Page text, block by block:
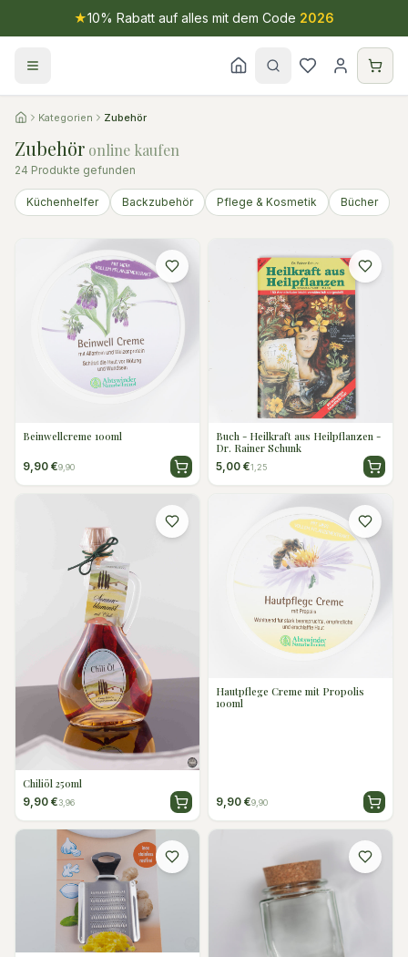
★10% Rabatt auf alles mit dem Code 2026
Kategorien Zubehör
Zubehör online kaufen
24 Produkte gefunden
Küchenhelfer Backzubehör Pflege & Kosmetik Bücher
Beinwellcreme 100ml
9,90 €9,90
Buch - Heilkraft aus Heilpflanzen -
Dr. Rainer Schunk
5,00 €1,25
Chiliöl 250ml
9,90 €3,96
Hautpflege Creme mit Propolis
100ml
9,90 €9,90